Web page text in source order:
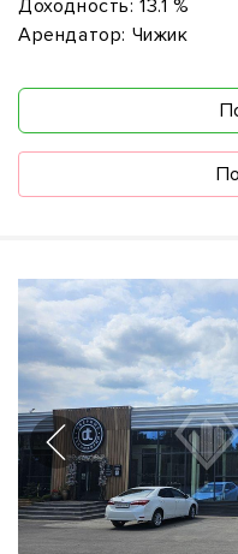
Доходность: 13.1 %
Арендатор: Чижик